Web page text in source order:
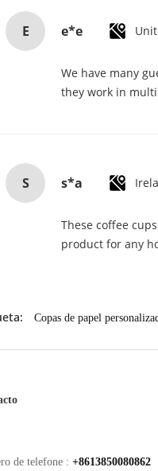
E e*e
We have many
they work in
S s*a
These coffee
product for any
Copas de papel
de telefone : +8613850080862